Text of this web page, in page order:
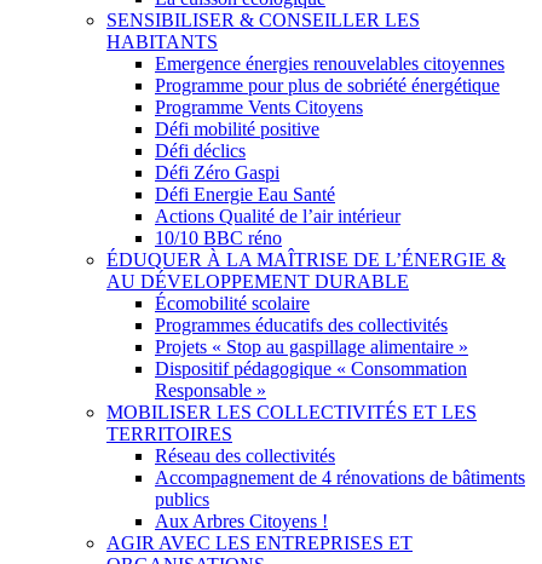
SENSIBILISER & CONSEILLER LES
HABITANTS
Emergence énergies renouvelables citoyennes
Programme pour plus de sobriété énergétique
Programme Vents Citoyens
Défi mobilité positive
Défi déclics
Défi Zéro Gaspi
Défi Energie Eau Santé
Actions Qualité de l’air intérieur
10/10 BBC réno
ÉDUQUER À LA MAÎTRISE DE L’ÉNERGIE &
AU DÉVELOPPEMENT DURABLE
Écomobilité scolaire
Programmes éducatifs des collectivités
Projets « Stop au gaspillage alimentaire »
Dispositif pédagogique « Consommation
Responsable »
MOBILISER LES COLLECTIVITÉS ET LES
TERRITOIRES
Réseau des collectivités
Accompagnement de 4 rénovations de bâtiments
publics
Aux Arbres Citoyens !
AGIR AVEC LES ENTREPRISES ET